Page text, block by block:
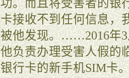
功。而且将受害者的银
卡接收不到任何信息，
被他发现。……2016年3
他负责办理受害人假的
银行卡的新手机SIM卡